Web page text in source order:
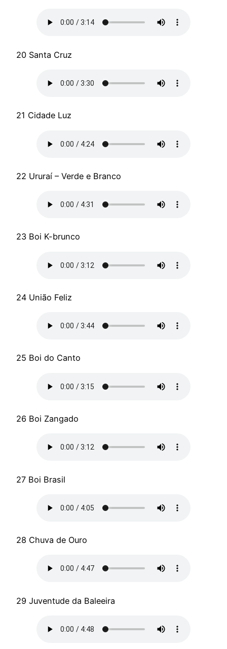
20 Santa Cruz
21 Cidade Luz
22 Ururaí – Verde e Branco
23 Boi K-brunco
24 União Feliz
25 Boi do Canto
26 Boi Zangado
27 Boi Brasil
28 Chuva de Ouro
29 Juventude da Baleeira